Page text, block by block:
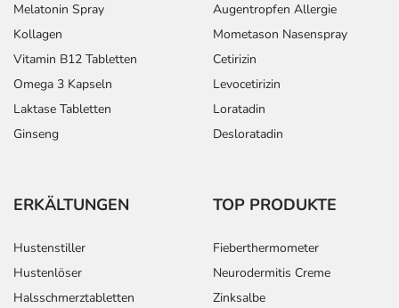
Melatonin Spray
Kollagen
Vitamin B12 Tabletten
Omega 3 Kapseln
Laktase Tabletten
Ginseng
Augentropfen Allergie
Mometason Nasenspray
Cetirizin
Levocetirizin
Loratadin
Desloratadin
ERKÄLTUNGEN
Hustenstiller
Hustenlöser
Halsschmerztabletten
TOP PRODUKTE
Fieberthermometer
Neurodermitis Creme
Zinksalbe